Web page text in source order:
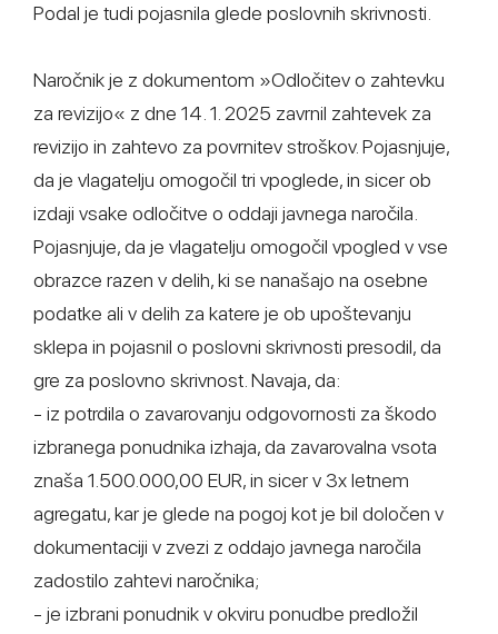
Podal je tudi pojasnila glede poslovnih skrivnosti.
Naročnik je z dokumentom »Odločitev o zahtevku
za revizijo« z dne 14. 1. 2025 zavrnil zahtevek za
revizijo in zahtevo za povrnitev stroškov. Pojasnjuje,
da je vlagatelju omogočil tri vpoglede, in sicer ob
izdaji vsake odločitve o oddaji javnega naročila.
Pojasnjuje, da je vlagatelju omogočil vpogled v vse
obrazce razen v delih, ki se nanašajo na osebne
podatke ali v delih za katere je ob upoštevanju
sklepa in pojasnil o poslovni skrivnosti presodil, da
gre za poslovno skrivnost. Navaja, da:
- iz potrdila o zavarovanju odgovornosti za škodo
izbranega ponudnika izhaja, da zavarovalna vsota
znaša 1.500.000,00 EUR, in sicer v 3x letnem
agregatu, kar je glede na pogoj kot je bil določen v
dokumentaciji v zvezi z oddajo javnega naročila
zadostilo zahtevi naročnika;
- je izbrani ponudnik v okviru ponudbe predložil